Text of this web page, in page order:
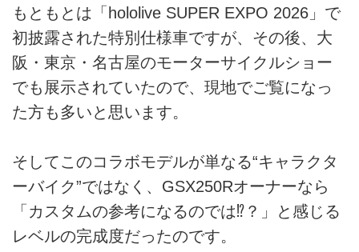
もともとは「hololive SUPER EXPO 2026」で
初披露された特別仕様車ですが、その後、大
阪・東京・名古屋のモーターサイクルショー
でも展示されていたので、現地でご覧になっ
た方も多いと思います。
そしてこのコラボモデルが単なる“キャラクタ
ーバイク”ではなく、GSX250Rオーナーなら
「カスタムの参考になるのでは⁉︎？」と感じる
レベルの完成度だったのです。